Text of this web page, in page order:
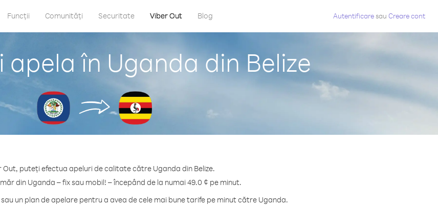
Funcții Comunități Securitate Viber Out Blog Autentificaresau Creare cont
în Uganda din Belize
Out, puteți efectua apeluri de calitate către Uganda din Belize.
din Uganda – fix sau mobil! – începând de la numai 49.0 ¢ pe minut.
un plan de apelare pentru a avea de cele mai bune tarife pe minut către Uganda.